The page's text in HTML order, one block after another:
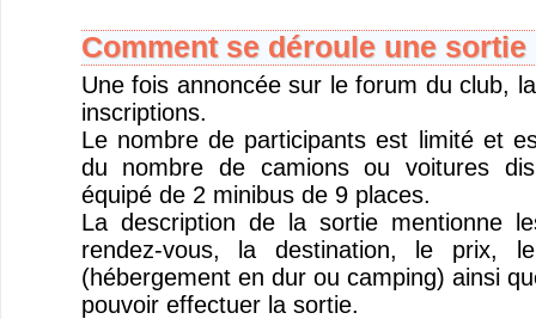
Comment se déroule une sortie
Une fois annoncée sur le forum du club,
inscriptions.
Le nombre de participants est limité et
du nombre de camions ou voitures
équipé de 2 minibus de 9 places.
La description de la sortie mentionne
rendez-vous, la destination, le prix,
(hébergement en dur ou camping) ainsi
pouvoir effectuer la sortie.